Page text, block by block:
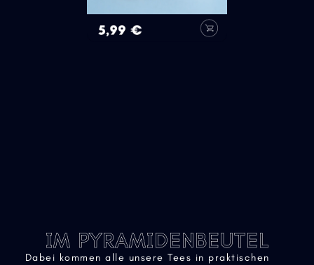
IM PYRAMIDENBEUTEL
Dabei kommen alle unsere Tees in praktischen